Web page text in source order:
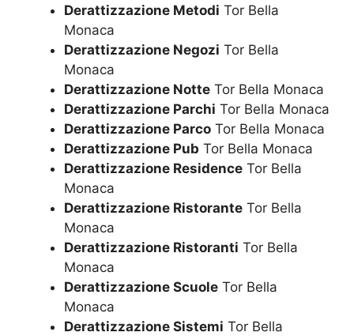
Derattizzazione Metodi Tor Bella
Monaca
Derattizzazione Negozi Tor Bella
Monaca
Derattizzazione Notte Tor Bella Monaca
Derattizzazione Parchi Tor Bella Monaca
Derattizzazione Parco Tor Bella Monaca
Derattizzazione Pub Tor Bella Monaca
Derattizzazione Residence Tor Bella
Monaca
Derattizzazione Ristorante Tor Bella
Monaca
Derattizzazione Ristoranti Tor Bella
Monaca
Derattizzazione Scuole Tor Bella
Monaca
Derattizzazione Sistemi Tor Bella